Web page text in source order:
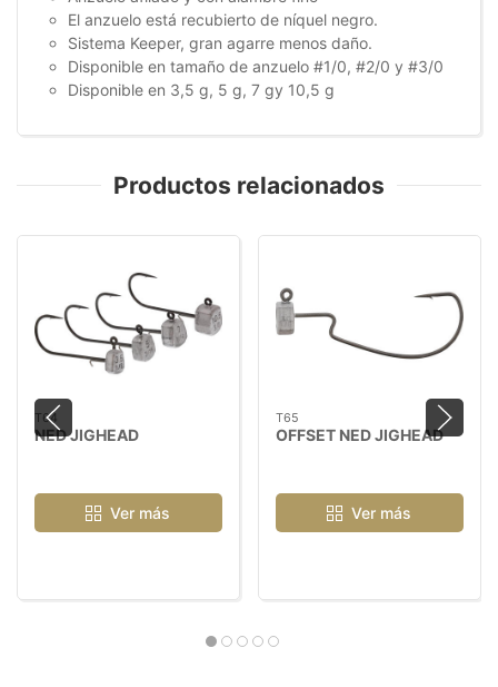
El anzuelo está recubierto de níquel negro.
Sistema Keeper, gran agarre menos daño.
Disponible en tamaño de anzuelo #1/0, #2/0 y #3/0
Disponible en 3,5 g, 5 g, 7 gy 10,5 g
Productos relacionados
T64
NED JIGHEAD
Ver más
T65
OFFSET NED JIGHEAD
Ver más